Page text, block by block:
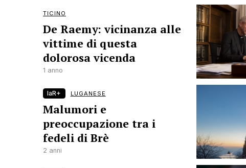
TICINO
De Raemy: vicinanza alle
vittime di questa
dolorosa vicenda
1 anno
laR+ LUGANESE
Malumori e
preoccupazione tra i
fedeli di Brè
2 anni